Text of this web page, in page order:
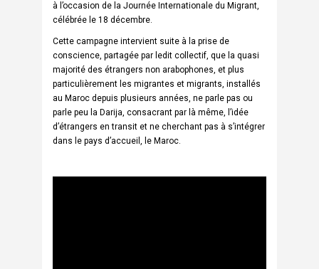
à l’occasion de la Journée Internationale du Migrant,
célébrée le 18 décembre.
Cette campagne intervient suite à la prise de
conscience, partagée par ledit collectif, que la quasi
majorité des étrangers non arabophones, et plus
particulièrement les migrantes et migrants, installés
au Maroc depuis plusieurs années, ne parle pas ou
parle peu la Darija, consacrant par là même, l’idée
d’étrangers en transit et ne cherchant pas à s’intégrer
dans le pays d’accueil, le Maroc.